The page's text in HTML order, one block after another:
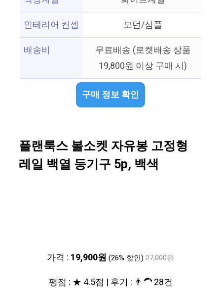
인테리어 컨셉
모던/심플
배송비
무료배송 (로켓배송 상품
19,800원 이상 구매 시)
구매 정보 확인
플랜룩스 볼소켓 자유봉 고정형
레일 백열 등기구 5p, 백색
가격 : 19,900원 (26% 할인) 27,000원
평점 : ★ 4.5점 | 후기 : 👨‍🦱 28건